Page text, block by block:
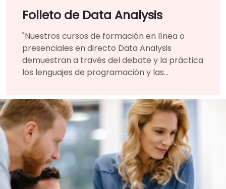
Folleto de Data Analysis
"Nuestros cursos de formación en línea o
presenciales en directo Data Analysis
demuestran a través del debate y la práctica
los lenguajes de programación y las
Analysis.